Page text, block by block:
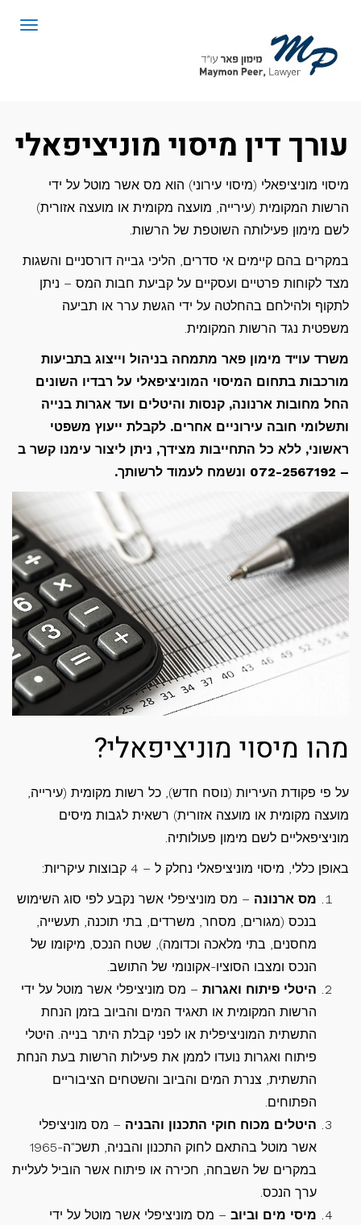
עורך דין מיסוי מוניציפאלי
מיסוי מוניציפאלי (מיסוי עירוני) הוא מס אשר מוטל על ידי
הרשות המקומית (עירייה, מועצה מקומית או מועצה אזורית)
לשם מימון פעילותה השוטפת של הרשות.
במקרים בהם קיימים אי סדרים, הליכי גבייה דורסניים והשגות
מצד לקוחות פרטיים ועסקיים על קביעת חבות המס – ניתן
לתקוף ולהילחם בהחלטה על ידי הגשת ערר או תביעה
משפטית נגד הרשות המקומית.
משרד עו"ד מימון פאר מתמחה בניהול וייצוג בתביעות
מורכבות בתחום המיסוי המוניציפאלי על רבדיו השונים
החל מחובות ארנונה, קנסות והיטלים ועד אגרות בנייה
ותשלומי חובה עירוניים אחרים. לקבלת ייעוץ משפטי
ראשוני, ללא כל התחייבות מצידך, ניתן ליצור עימנו קשר ב
– 072-2567192 ונשמח לעמוד לרשותך.
מהו מיסוי מוניציפאלי?
על פי פקודת העיריות (נוסח חדש), כל רשות מקומית (עירייה,
מועצה מקומית או מועצה אזורית) רשאית לגבות מיסים
מוניציפאליים לשם מימון פעולותיה.
באופן כללי, מיסוי מוניציפאלי נחלק ל – 4 קבוצות עיקריות:
מס ארנונה – מס מוניציפלי אשר נקבע לפי סוג השימוש
בנכס (מגורים, מסחר, משרדים, בתי תוכנה, תעשייה,
מחסנים, בתי מלאכה וכדומה), שטח הנכס, מיקומו של
הנכס ומצבו הסוציו-אקונומי של התושב.
היטלי פיתוח ואגרות – מס מוניציפלי אשר מוטל על ידי
הרשות המקומית או תאגיד המים והביוב בזמן הנחת
התשתית המוניציפלית או לפני קבלת היתר בנייה. היטלי
פיתוח ואגרות נועדו לממן את פעילות הרשות בעת הנחת
התשתית, צנרת המים והביוב והשטחים הציבוריים
הפתוחים.
היטלים מכוח חוקי התכנון והבניה – מס מוניציפלי
אשר מוטל בהתאם לחוק התכנון והבניה, תשכ"ה-1965
במקרים של השבחה, חכירה או פיתוח אשר הוביל לעליית
ערך הנכס.
מיסי מים וביוב – מס מוניציפלי אשר מוטל על ידי